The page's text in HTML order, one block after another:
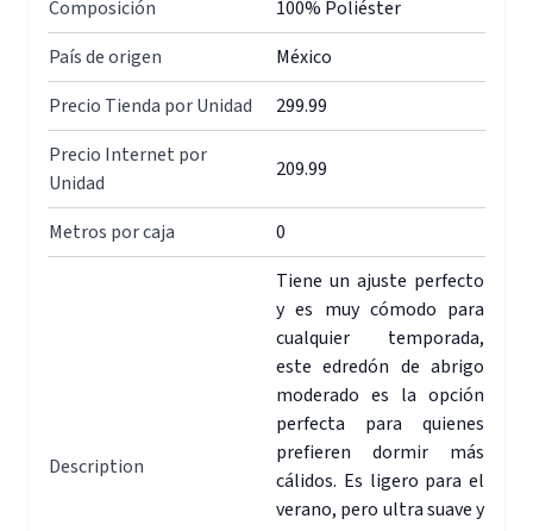
Composición
100% Poliéster
País de origen
México
Precio Tienda por Unidad
299.99
Precio Internet por
Unidad
209.99
Metros por caja 0
Description
Tiene un ajuste perfecto
y es muy cómodo para
cualquier temporada,
este edredón de abrigo
moderado es la opción
perfecta para quienes
prefieren dormir más
cálidos. Es ligero para el
verano, pero ultra suave y